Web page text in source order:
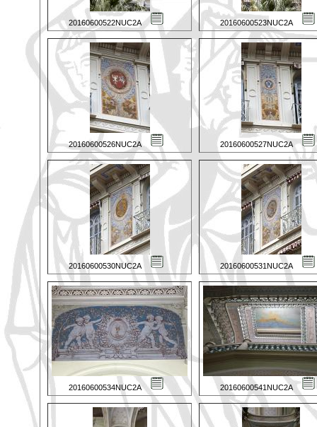
20160600522NUC2A 20160600523NUC2A
20160600526NUC2A 20160600527NUC2A
20160600530NUC2A 20160600531NUC2A
20160600534NUC2A 20160600541NUC2A